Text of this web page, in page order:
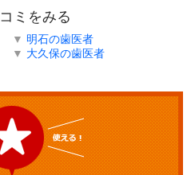
ミをみる
▼ 明石の歯医者
▼ 大久保の歯医者